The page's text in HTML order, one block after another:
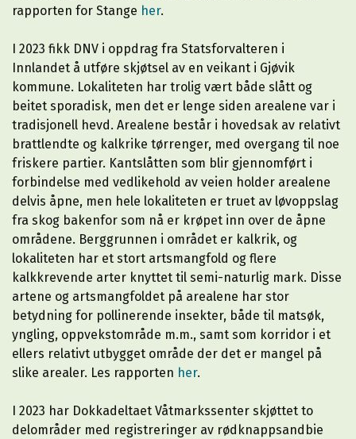
rapporten for Stange her.
I 2023 fikk DNV i oppdrag fra Statsforvalteren i
Innlandet å utføre skjøtsel av en veikant i Gjøvik
kommune. Lokaliteten har trolig vært både slått og
beitet sporadisk, men det er lenge siden arealene var i
tradisjonell hevd. Arealene består i hovedsak av relativt
brattlendte og kalkrike tørrenger, med overgang til noe
friskere partier. Kantslåtten som blir gjennomført i
forbindelse med vedlikehold av veien holder arealene
delvis åpne, men hele lokaliteten er truet av løvoppslag
fra skog bakenfor som nå er krøpet inn over de åpne
områdene. Berggrunnen i området er kalkrik, og
lokaliteten har et stort artsmangfold og flere
kalkkrevende arter knyttet til semi-naturlig mark. Disse
artene og artsmangfoldet på arealene har stor
betydning for pollinerende insekter, både til matsøk,
yngling, oppvekstområde m.m., samt som korridor i et
ellers relativt utbygget område der det er mangel på
slike arealer. Les rapporten her.
I 2023 har Dokkadeltaet Våtmarkssenter skjøttet to
delområder med registreringer av rødknappsandbie